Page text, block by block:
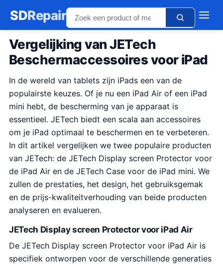
SDRepair
Vergelijking van JETech
Beschermaccessoires voor iPad
In de wereld van tablets zijn iPads een van de
populairste keuzes. Of je nu een iPad Air of een iPad
mini hebt, de bescherming van je apparaat is
essentieel. JETech biedt een scala aan accessoires
om je iPad optimaal te beschermen en te verbeteren.
In dit artikel vergelijken we twee populaire producten
van JETech: de JETech Display screen Protector voor
de iPad Air en de JETech Case voor de iPad mini. We
zullen de prestaties, het design, het gebruiksgemak
en de prijs-kwaliteitverhouding van beide producten
analyseren en evalueren.
JETech Display screen Protector voor iPad Air
De JETech Display screen Protector voor iPad Air is
specifiek ontworpen voor de verschillende generaties